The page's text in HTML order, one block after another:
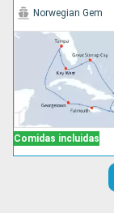
Comidas incluidas
Norwegian Gem